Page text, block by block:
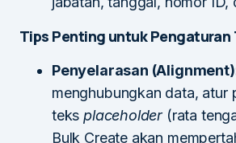
Tips Penting untuk Pengaturan
Penyelarasan
menghubungkan data, atur
teksplaceholder(rata
Bulk Create akan